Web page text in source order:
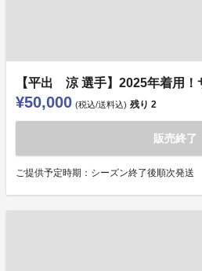
【平出 涼 選手】2025年着用！
¥50,000 (税込/送料込) 残り 2
販売終了
ご提供予定時期：シーズン終了後順次発送